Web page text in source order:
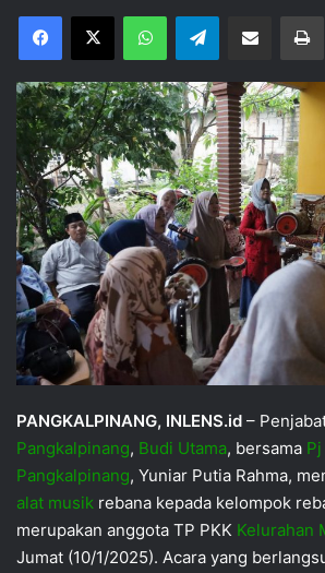
Facebook
X WhatsAppTelegram Share via Email
PANGKALPINANG, INLENS.id –
Pangkalpinang, Budi Utama, bersama
Pangkalpinang, Yuniar Putia Rahma,
alat musik rebana kepada kelompok
merupakan anggota TP PKK Kelurahan
Jumat (10/1/2025). Acara yang